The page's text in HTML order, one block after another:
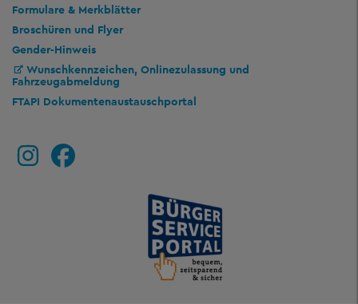
Formulare & Merkblätter
Broschüren und Flyer
Gender-Hinweis
Wunschkennzeichen, Onlinezulassung und
Fahrzeugabmeldung
FTAPI Dokumentenaustauschportal